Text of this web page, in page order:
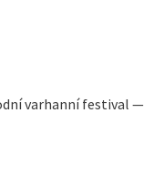
varhanní festival —